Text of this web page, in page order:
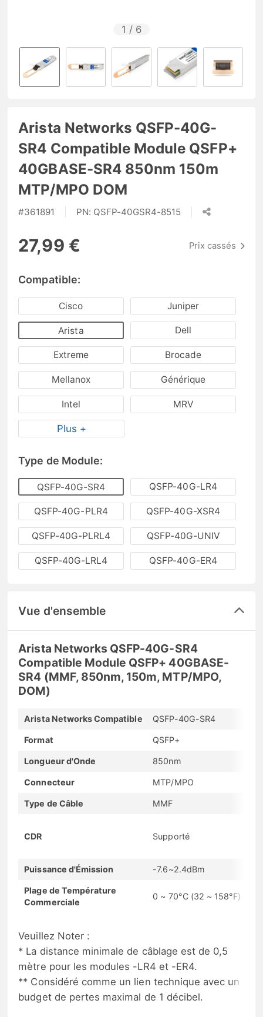
1 / 6
Arista Networks QSFP-40G-
SR4 Compatible Module QSFP+
40GBASE-SR4 850nm 150m
MTP/MPO DOM
#361891 PN: QSFP-40GSR4-8515
27,99 € Prix cassés
Compatible:
Cisco Juniper
Arista Dell
Extreme Brocade
Mellanox Générique
Intel MRV
Plus +
Type de Module:
QSFP-40G-SR4 QSFP-40G-LR4
QSFP-40G-PLR4 QSFP-40G-XSR4
QSFP-40G-PLRL4 QSFP-40G-UNIV
QSFP-40G-LRL4 QSFP-40G-ER4
Vue d'ensemble
Arista Networks QSFP-40G-SR4
Compatible Module QSFP+ 40GBASE-
SR4 (MMF, 850nm, 150m, MTP/MPO,
DOM)
Arista Networks Compatible QSFP-40G-SR4
Format QSFP+
Longueur d'Onde 850nm
Connecteur MTP/MPO
Type de Câble MMF
CDR Supporté
Puissance d'Émission -7.6~2.4dBm
Plage de Température
Commerciale
0 ~ 70°C (32 ~ 158°F)
Veuillez Noter :
* La distance minimale de câblage est de 0,5
mètre pour les modules -LR4 et -ER4.
** Considéré comme un lien technique avec un
budget de pertes maximal de 1 décibel.